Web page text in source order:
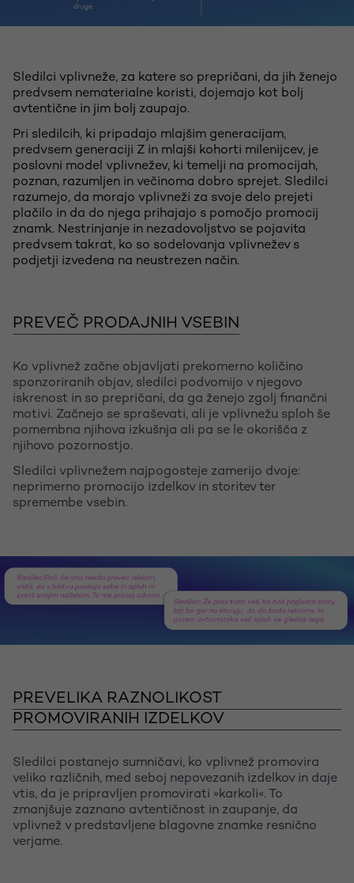
Sledilci vplivneže, za katere so prepričani, da jih ženejo
predvsem nematerialne koristi, dojemajo kot bolj
avtentične in jim bolj zaupajo.
Pri sledilcih, ki pripadajo mlajšim generacijam,
predvsem generaciji Z in mlajši kohorti milenijcev, je
poslovni model vplivnežev, ki temelji na promocijah,
poznan, razumljen in večinoma dobro sprejet. Sledilci
razumejo, da morajo vplivneži za svoje delo prejeti
plačilo in da do njega prihajajo s pomočjo promocij
znamk. Nestrinjanje in nezadovoljstvo se pojavita
predvsem takrat, ko so sodelovanja vplivnežev s
podjetji izvedena na neustrezen način.
PREVEČ PRODAJNIH VSEBIN
Ko vplivnež začne objavljati prekomerno količino
sponzoriranih objav, sledilci podvomijo v njegovo
iskrenost in so prepričani, da ga ženejo zgolj finančni
motivi. Začnejo se spraševati, ali je vplivnežu sploh še
pomembna njihova izkušnja ali pa se le okorišča z
njihovo pozornostjo.
Sledilci vplivnežem najpogosteje zamerijo dvoje:
neprimerno promocijo izdelkov in storitev ter
spremembe vsebin.
PREVELIKA RAZNOLIKOST
PROMOVIRANIH IZDELKOV
Sledilci postanejo sumničavi, ko vplivnež promovira
veliko različnih, med seboj nepovezanih izdelkov in daje
vtis, da je pripravljen promovirati »karkoli«. To
zmanjšuje zaznano avtentičnost in zaupanje, da
vplivnež v predstavljene blagovne znamke resnično
verjame.